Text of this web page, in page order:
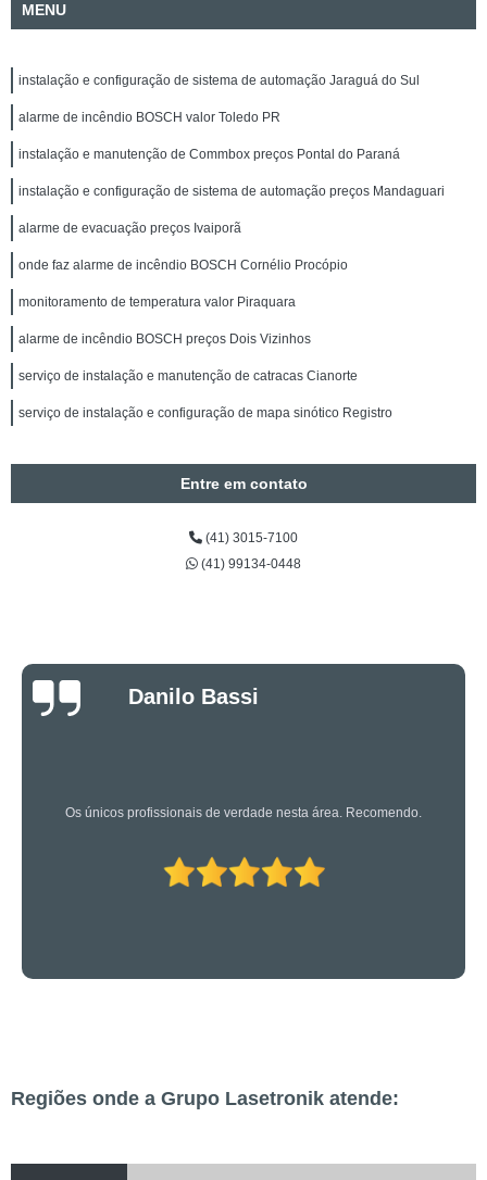
MENU
instalação e configuração de sistema de automação Jaraguá do Sul
alarme de incêndio BOSCH valor Toledo PR
instalação e manutenção de Commbox preços Pontal do Paraná
instalação e configuração de sistema de automação preços Mandaguari
alarme de evacuação preços Ivaiporã
onde faz alarme de incêndio BOSCH Cornélio Procópio
monitoramento de temperatura valor Piraquara
alarme de incêndio BOSCH preços Dois Vizinhos
serviço de instalação e manutenção de catracas Cianorte
serviço de instalação e configuração de mapa sinótico Registro
Entre em contato
(41) 3015-7100
(41) 99134-0448
Luciano Rueda
Oliveira
Os caras são bons mesmo! Profissionais de primeira!
Regiões onde a Grupo Lasetronik atende: